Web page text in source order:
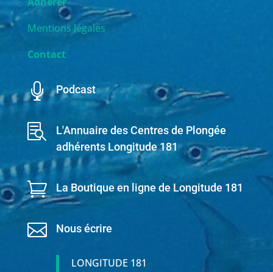
Mentions légales
Contact
 Podcast

L'Annuaire des Centres de Plongée
adhérents Longitude 181
 La Boutique en ligne de Longitude 181
 Nous écrire
LONGITUDE 181